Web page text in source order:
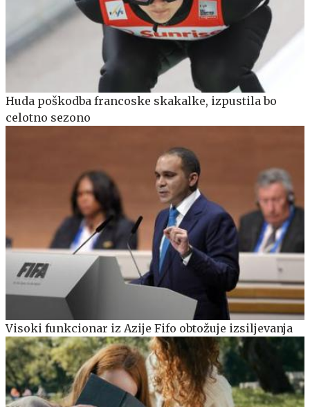
Huda poškodba francoske skakalke, izpustila bo
celotno sezono
Visoki funkcionar iz Azije Fifo obtožuje izsiljevanja